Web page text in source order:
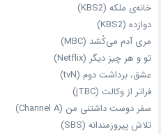
خانه‌ی ملکه (KBS2)
دوازده (KBS2)
مری آدم می‌کُشد (MBC)
تو و هر چیز دیگر (Netflix)
عشق، برداشت دوم (tvN)
فراتر از وکالت (jTBC)
سفر دوست‌ داشتنی من (Channel A)
تلاش پیروزمندانه (SBS)